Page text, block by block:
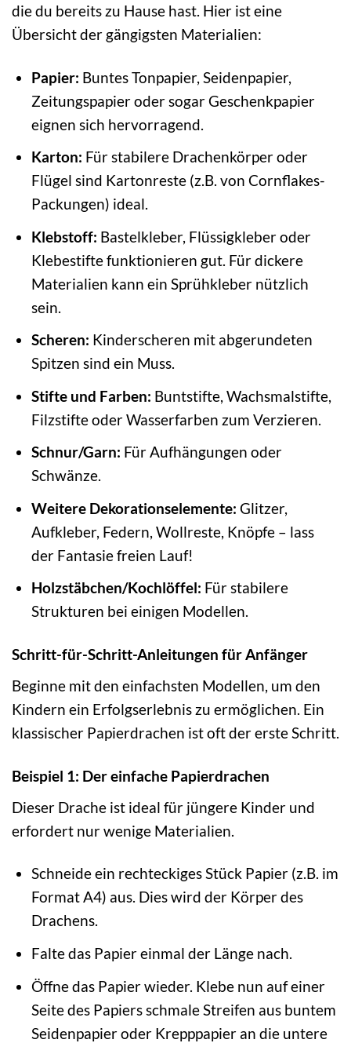
die du bereits zu Hause hast. Hier ist eine
Übersicht der gängigsten Materialien:
Papier: Buntes Tonpapier, Seidenpapier,
Zeitungspapier oder sogar Geschenkpapier
eignen sich hervorragend.
Karton: Für stabilere Drachenkörper oder
Flügel sind Kartonreste (z.B. von Cornflakes-
Packungen) ideal.
Klebstoff: Bastelkleber, Flüssigkleber oder
Klebestifte funktionieren gut. Für dickere
Materialien kann ein Sprühkleber nützlich
sein.
Scheren: Kinderscheren mit abgerundeten
Spitzen sind ein Muss.
Stifte und Farben: Buntstifte, Wachsmalstifte,
Filzstifte oder Wasserfarben zum Verzieren.
Schnur/Garn: Für Aufhängungen oder
Schwänze.
Weitere Dekorationselemente: Glitzer,
Aufkleber, Federn, Wollreste, Knöpfe – lass
der Fantasie freien Lauf!
Holzstäbchen/Kochlöffel: Für stabilere
Strukturen bei einigen Modellen.
Schritt-für-Schritt-Anleitungen für Anfänger
Beginne mit den einfachsten Modellen, um den
Kindern ein Erfolgserlebnis zu ermöglichen. Ein
klassischer Papierdrachen ist oft der erste Schritt.
Beispiel 1: Der einfache Papierdrachen
Dieser Drache ist ideal für jüngere Kinder und
erfordert nur wenige Materialien.
Schneide ein rechteckiges Stück Papier (z.B. im
Format A4) aus. Dies wird der Körper des
Drachens.
Falte das Papier einmal der Länge nach.
Öffne das Papier wieder. Klebe nun auf einer
Seite des Papiers schmale Streifen aus buntem
Seidenpapier oder Krepppapier an die untere